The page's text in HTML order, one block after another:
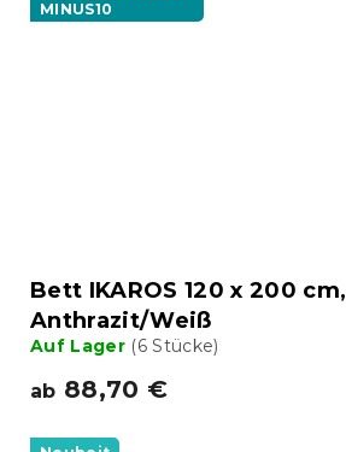
MINUS10
Bett IKAROS 120 x 200 cm,
Anthrazit/Weiß
Auf Lager (6 Stücke)
ab 88,70 €